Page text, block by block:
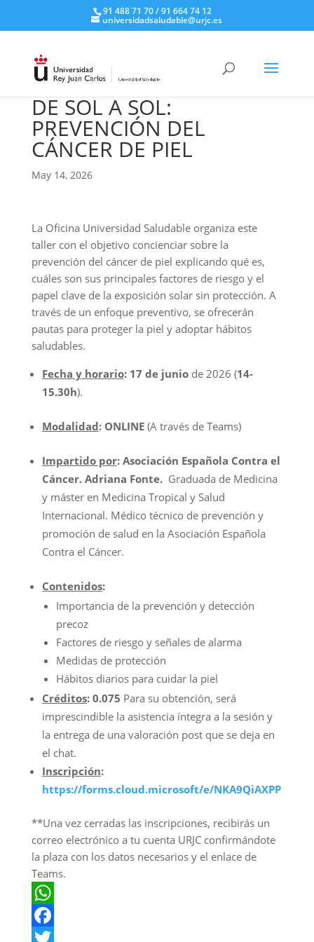
91 488 71 70 / 91 664 74 12
universidadsaludable@urjc.es
DE SOL A SOL:
PREVENCIÓN DEL
CÁNCER DE PIEL
May 14, 2026
La Oficina Universidad Saludable organiza este
taller con el objetivo concienciar sobre la
prevención del cáncer de piel explicando qué es,
cuáles son sus principales factores de riesgo y el
papel clave de la exposición solar sin protección. A
través de un enfoque preventivo, se ofrecerán
pautas para proteger la piel y adoptar hábitos
saludables.
Fecha y horario: 17 de juniode 2026 (14-
15.30h).
Modalidad: ONLINE (A través de Teams)
Impartido por: Asociación Española Contra el
Cáncer. Adriana Fonte. Graduada de Medicina
y máster en Medicina Tropical y Salud
Internacional. Médico técnico de prevención y
promoción de salud en la Asociación Española
Contra el Cáncer.
Contenidos:
Importancia de la prevención y detección
precoz
Factores de riesgo y señales de alarma
Medidas de protección
Hábitos diarios para cuidar la piel
Créditos: 0.075 Para su obtención, será
imprescindible la asistencia íntegra a la sesión y
la entrega de una valoración post que se deja en
el chat.
Inscripción:
https://forms.cloud.microsoft/e/NKA9QiAXPP
**Una vez cerradas las inscripciones, recibirás un
correo electrónico a tu cuenta URJC confirmándote
la plaza con los datos necesarios y el enlace de
Teams.
W
h
F